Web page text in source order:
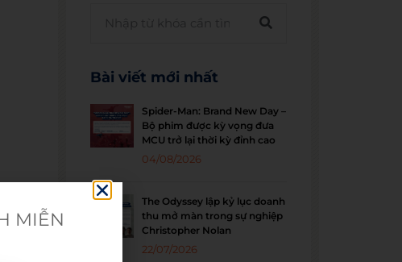
Bài viết mới nhất
Spider-Man: Brand New Day –
Bộ phim được kỳ vọng đưa
MCU trở lại thời kỳ đỉnh cao
04/08/2026
The Odyssey lập kỷ lục doanh
thu mở màn trong sự nghiệp
Christopher Nolan
22/07/2026
MIỄN